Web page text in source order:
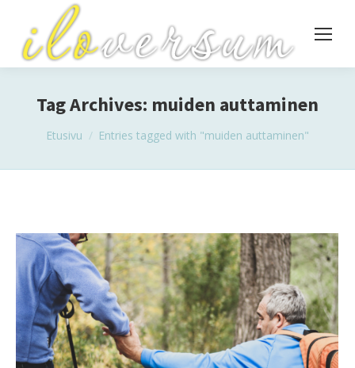
Tag Archives: muiden auttaminen
You are here:
Etusivu Entries tagged with "muiden auttaminen"